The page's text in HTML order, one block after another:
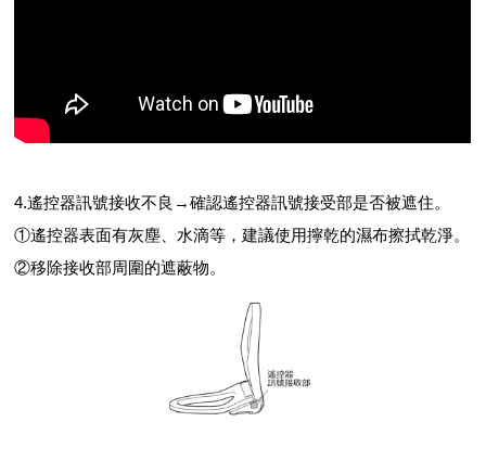
4.遙控器訊號接收不良→確認遙控器訊號接受部是否被遮住。
①遙控器表面有灰塵、水滴等，建議使用擰乾的濕布擦拭乾淨。
②移除接收部周圍的遮蔽物。